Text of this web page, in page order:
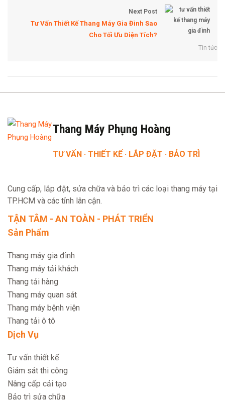
Next Post
Tư Vấn Thiết Kế Thang Máy Gia Đình Sao
Cho Tối Ưu Diện Tích?
Tin tức
Thang Máy Phụng Hoàng
TƯ VẤN · THIẾT KẾ · LẮP ĐẶT · BẢO TRÌ
Cung cấp, lắp đặt, sửa chữa và bảo trì các loại thang máy tại
TP.HCM và các tỉnh lân cận.
TẬN TÂM - AN TOÀN - PHÁT TRIỂN
Sản Phẩm
Thang máy gia đình
Thang máy tải khách
Thang tải hàng
Thang máy quan sát
Thang máy bệnh viện
Thang tải ô tô
Dịch Vụ
Tư vấn thiết kế
Giám sát thi công
Nâng cấp cải tạo
Bảo trì sửa chữa